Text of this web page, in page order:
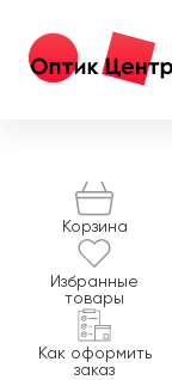
Корзина
Избранные
товары
Как оформить
заказ